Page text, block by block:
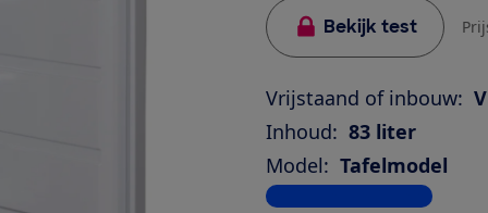
Bekijk test
Vrijstaand of inbouw:
Inhoud: 83 liter
Model: Tafelmodel
Bekijk alle specificaties